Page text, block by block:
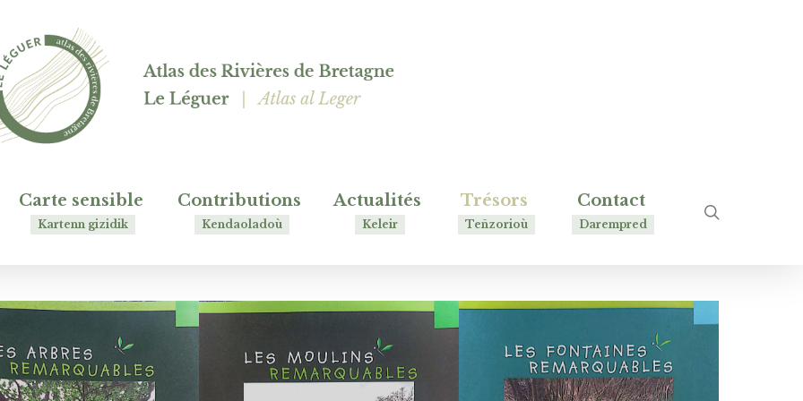
Carte sensible
Kartenn gizidik
Contributions
Kendaoladoù
Actualités
Keleir
Trésors
Teñzorioù
Contact
Darempred